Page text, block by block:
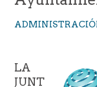
LA
JUNT